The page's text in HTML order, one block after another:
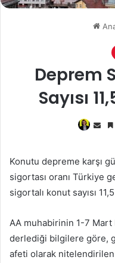
Deprem
Sayısı
Bir
Konutu depreme karşı
sigortası oranı Türkiye
sigortalı konut sayısı
AA muhabirinin 1-7 Mart
derlediği bilgilere göre,
afeti olarak